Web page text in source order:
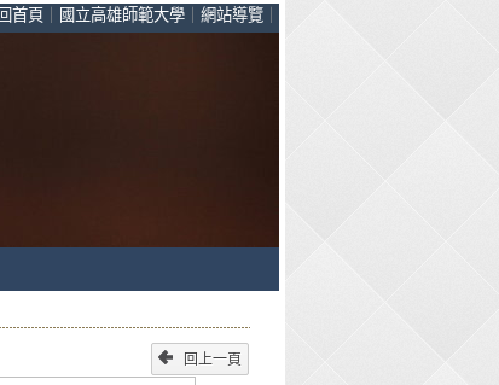
回首頁 國立高雄師範大學 網站導覽
回上一頁